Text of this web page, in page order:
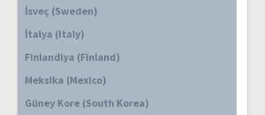
İsveç (Sweden)
İtalya (Italy)
Finlandiya (Finland)
Meksika (Mexico)
Güney Kore (South Korea)